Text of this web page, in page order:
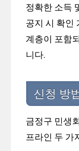
정확한 소득
공지 시 확인
계층이 포함
니다.
신청 방
금정구 민생
프라인 두 가